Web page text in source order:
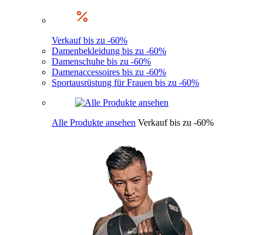
Verkauf bis zu -60%
Damenbekleidung bis zu -60%
Damenschuhe bis zu -60%
Damenaccessoires bis zu -60%
Sportausrüstung für Frauen bis zu -60%
Alle Produkte ansehen Verkauf bis zu -60%